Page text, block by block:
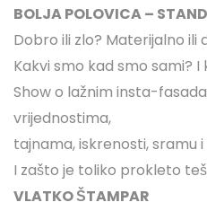
BOLJA POLOVICA –
Dobro ili zlo? Materijalno ili
Kakvi smo kad smo sami?
Show o lažnim insta-
vrijednostima,
tajnama, iskrenosti, sramu
I zašto je toliko prokleto
VLATKO ŠTAMPAR